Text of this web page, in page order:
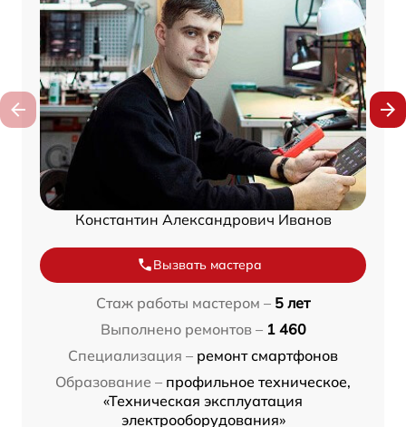
Константин Александрович Иванов
Вызвать мастера
Стаж работы мастером – 5 лет
Выполнено ремонтов – 1 460
Специализация – ремонт смартфонов
Образование – профильное техническое,
«Техническая эксплуатация
электрооборудования»